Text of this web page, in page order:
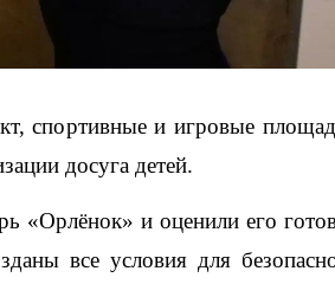
спортивные и игровые
досуга детей.
«Орлёнок» и оценили его
все условия для